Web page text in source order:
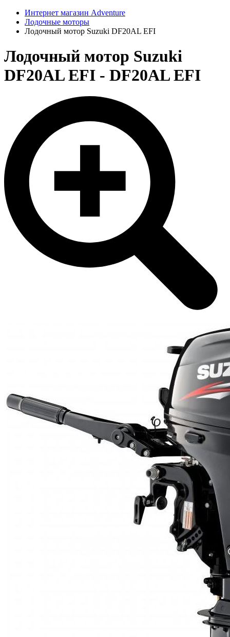
Интернет магазин Adventure
Лодочные моторы
Лодочный мотор Suzuki DF20AL EFI
Лодочный мотор Suzuki
DF20AL EFI - DF20AL EFI